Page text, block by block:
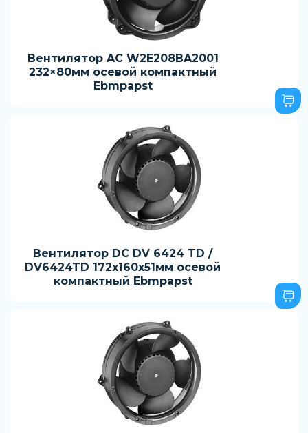
Вентилятор AC W2E208BA2001
232×80мм осевой компактный
Ebmpapst
Вентилятор DC DV 6424 TD /
DV6424TD 172x160x51мм осевой
компактный Ebmpapst